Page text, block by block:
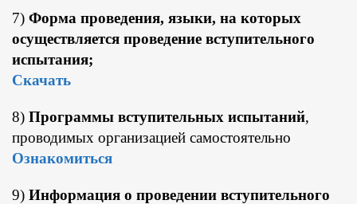
7) Форма проведения, языки, на которых
осуществляется проведение вступительного
испытания;
Скачать
8) Программы вступительных испытаний,
проводимых организацией самостоятельно
Ознакомиться
9) Информация о проведении вступительного